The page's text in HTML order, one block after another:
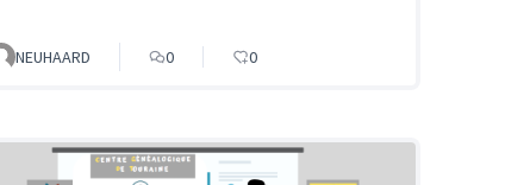
NEUHAARD 0 0